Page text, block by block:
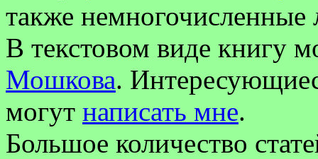
также
В текстовом виде книгу
Мошкова.
могут написать мне.
Большое количество